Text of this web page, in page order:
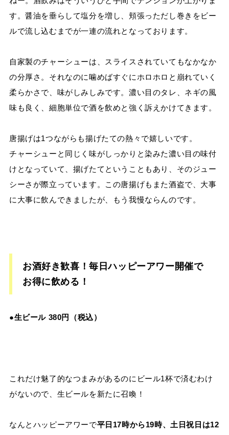
す。醤油を垂らして塩分を増し、頬張っただし巻きをビー
ルで流し込むまでが一連の流れとなっております。
自家製のチャーシューは、スライスされていてもなかなか
の分厚さ。それなのに噛めばすぐにホロホロと崩れていく
柔らかさで、味がしみしみです。濃い目のタレ、ネギの風
味も良く、細胞単位で酒を飲めと強く訴えかけてきます。
唐揚げは1つながらも揚げたての熱々で嬉しいです。
チャーシューと同じく味がしっかりと染みた濃い目の味付
けとなっていて、揚げたてということもあり、そのジュー
シーさが際立っています。この唐揚げもまた酒盗で、大事
に大事に飲んできましたが、もう我慢ならんのです。
お酒好き歓喜！毎日ハッピーアワー開催で
お得に飲める！
●生ビール 380円（税込）
これだけ魅了的なつまみがあるのにビール1杯で済むわけ
がないので、生ビールを新たに召喚！
なんとハッピーアワーで平日17時から19時、土日祝日は12